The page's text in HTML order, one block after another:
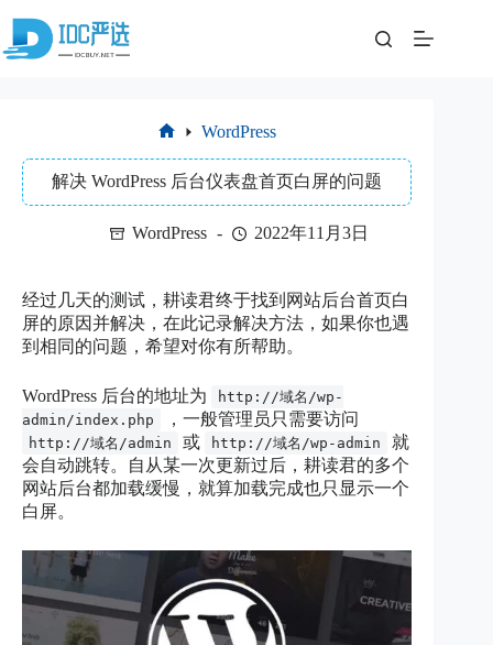
内
页
WordPress
解决 WordPress 后台仪表盘首页白屏的问题
WordPress 2022年11月3日
经过几天的测试，耕读君终于找到网站后台首页白
屏的原因并解决，在此记录解决方法，如果你也遇
到相同的问题，希望对你有所帮助。
WordPress 后台的地址为
http://域名/wp-
admin/index.php
，一般管理员只需要访问
http://域名/admin 或 http://域名/wp-admin
就
会自动跳转。自从某一次更新过后，耕读君的多个
网站后台都加载缓慢，就算加载完成也只显示一个
白屏。